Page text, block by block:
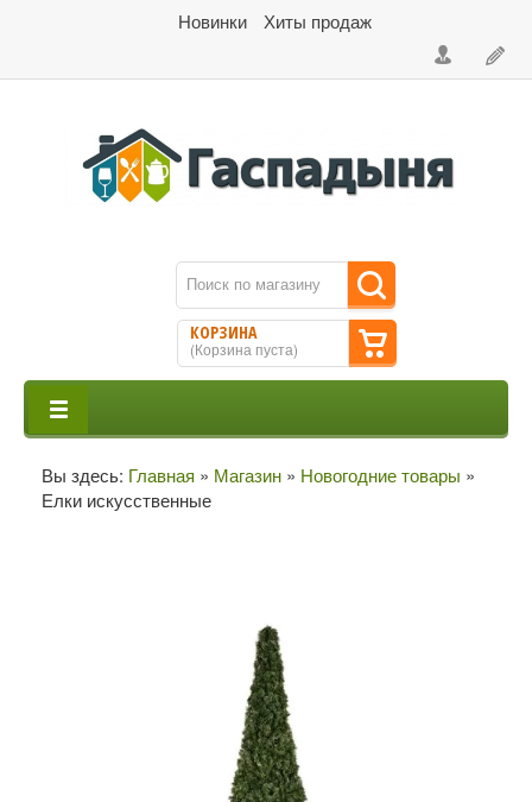
Новинки Хиты продаж
КОРЗИНА
(Корзина пуста)
Вы здесь: Главная » Магазин » Новогодние товары »
Елки искусственные